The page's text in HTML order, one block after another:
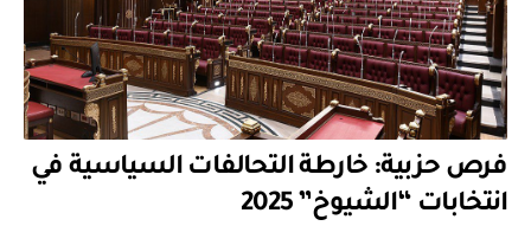
فرص حزبية: خارطة التحالفات السياسية في
انتخابات “الشيوخ” 2025